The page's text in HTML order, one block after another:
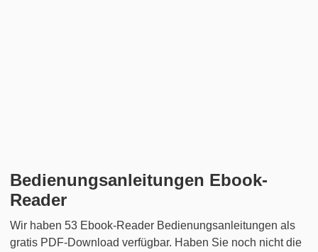
Bedienungsanleitungen Ebook-
Reader
Wir haben 53 Ebook-Reader Bedienungsanleitungen als
gratis PDF-Download verfügbar. Haben Sie noch nicht die